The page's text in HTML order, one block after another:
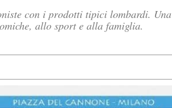
con i prodotti tipici lombardi. Una
allo sport e alla famiglia.